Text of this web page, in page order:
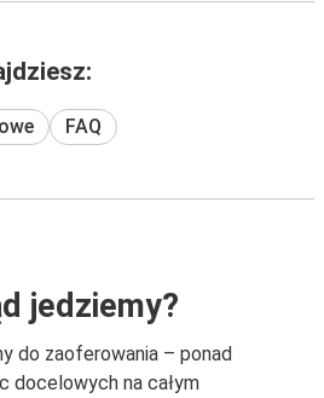
FAQ
jedziemy?
do zaoferowania – ponad
docelowych na całym